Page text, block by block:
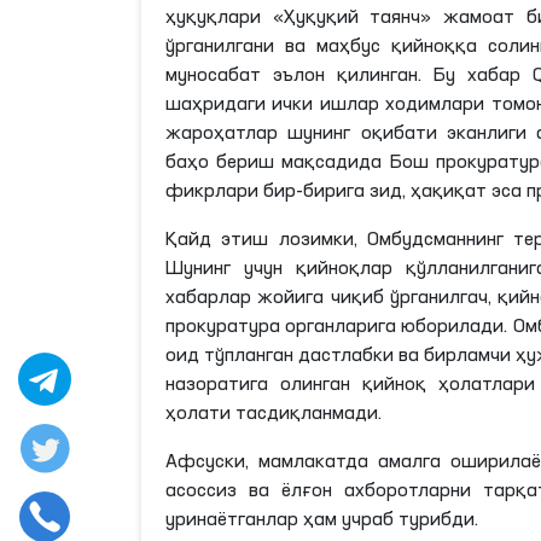
ҳуқуқлари «Ҳуқуқий таянч» жамоат
ўрганилгани ва маҳбус қийноққа
муносабат эълон қилинган. Бу хабар
шаҳридаги ички ишлар ходимлари
жароҳатлар шунинг оқибати эканлиги
баҳо бериш мақсадида Бош
фикрлари бир-бирига зид, ҳақиқат эса
Қайд этиш лозимки, Омбудсманнинг
Шунинг учун қийноқлар
хабарлар жойига чиқиб ўрганилгач,
прокуратура органларига юборилади.
оид тўпланган дастлабки ва бирламчи
назоратига олинган қийноқ
ҳолати тасдиқланмади.
Афсуски, мамлакатда амалга
асоссиз ва ёлғон ахборотларни
уринаётганлар ҳам учраб турибди.